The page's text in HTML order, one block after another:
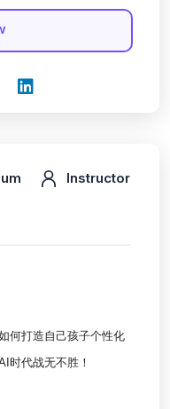
Instructor
何打造自己孩子个性化
时代战无不胜！